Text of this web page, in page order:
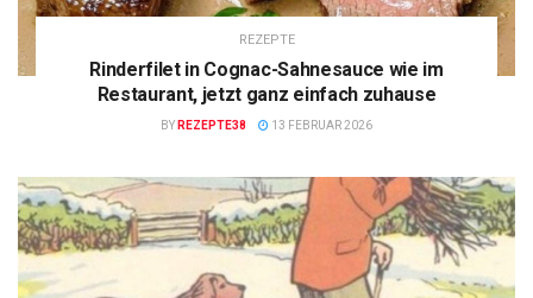
REZEPTE
Rinderfilet in Cognac-Sahnesauce wie im
Restaurant, jetzt ganz einfach zuhause
BY REZEPTE38 13 FEBRUAR 2026